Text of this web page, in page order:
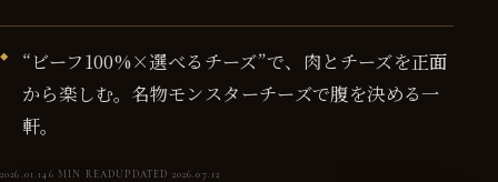
“ビーフ100%×選べるチーズ”で、肉とチーズを正面
から楽しむ。名物モンスターチーズで腹を決める一
軒。
2026.01.14 6 MIN READUPDATED 2026.07.12